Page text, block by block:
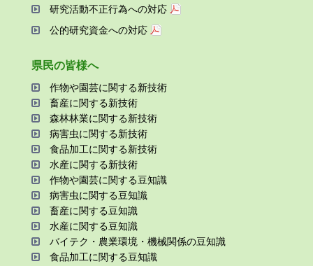
研究活動不正⾏為への対応
公的研究資金への対応
県⺠の皆様へ
作物や園芸に関する新技術
畜産に関する新技術
森林林業に関する新技術
病害⾍に関する新技術
⾷品加⼯に関する新技術
⽔産に関する新技術
作物や園芸に関する⾖知識
病害⾍に関する⾖知識
畜産に関する⾖知識
⽔産に関する⾖知識
バイテク・農業環境・機械関係の⾖知識
⾷品加⼯に関する⾖知識